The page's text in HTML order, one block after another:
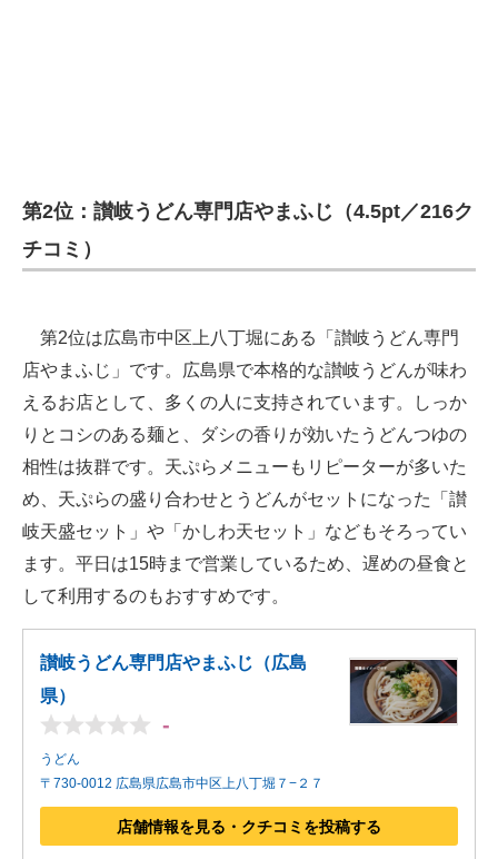
第2位：讃岐うどん専門店やまふじ（4.5pt／216ク
チコミ）
第2位は広島市中区上八丁堀にある「讃岐うどん専門
店やまふじ」です。広島県で本格的な讃岐うどんが味わ
えるお店として、多くの人に支持されています。しっか
りとコシのある麺と、ダシの香りが効いたうどんつゆの
相性は抜群です。天ぷらメニューもリピーターが多いた
め、天ぷらの盛り合わせとうどんがセットになった「讃
岐天盛セット」や「かしわ天セット」などもそろってい
ます。平日は15時まで営業しているため、遅めの昼食と
して利用するのもおすすめです。
讃岐うどん専門店やまふじ（広島
県）
-
うどん
〒730-0012 広島県広島市中区上八丁堀７−２７
店舗情報を見る・クチコミを投稿する